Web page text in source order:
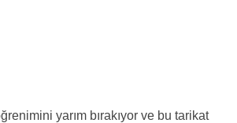
yarım bırakıyor ve bu tarikat